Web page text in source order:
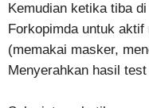
Kemudian ketika tiba
Forkopimda untuk aktif
(memakai masker,
Menyerahkan hasil